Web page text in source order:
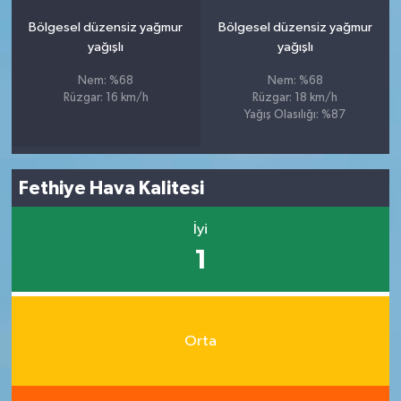
Bölgesel düzensiz yağmur
yağışlı
Nem: %68
Rüzgar: 16 km/h
Bölgesel düzensiz yağmur
yağışlı
Nem: %68
Rüzgar: 18 km/h
Yağış Olasılığı: %87
Fethiye Hava Kalitesi
İyi
1
Orta